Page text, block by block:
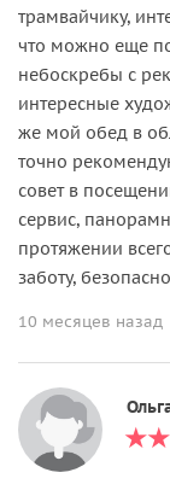
трамвайчику,
что можно еще
небоскребы с
интересные
же мой обед в
точно
совет в
сервис,
протяжении
заботу,
10 месяцев назад